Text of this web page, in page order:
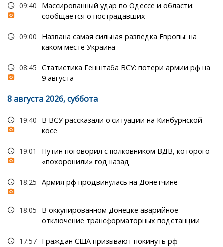
09:40
Массированный удар по Одессе и области:
сообщается о пострадавших
09:00
Названа самая сильная разведка Европы: на
каком месте Украина
08:45 Статистика Генштаба ВСУ: потери армии рф на
9 августа
8 августа 2026, суббота
19:40
В ВСУ рассказали о ситуации на Кинбурнской
косе
19:01
Путин поговорил с полковником ВДВ, которого
«похоронили» год назад
18:25 Армия рф продвинулась на Донетчине
18:05
В оккупированном Донецке аварийное
отключение трансформаторных подстанции
17:57 Граждан США призывают покинуть рф